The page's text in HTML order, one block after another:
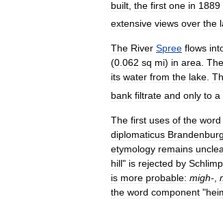
built the first one in 1889
extensive views over the
The River Spree flows
(0.062 sq mi) in area. The
its water from the lake.
bank filtrate and only to a
The first uses of the word
diplomaticus
etymology remains
hill" is rejected by
is more probable: migh-
the word component "